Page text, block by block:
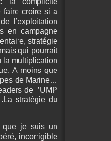
la complicité
faire croire si à
l’exploitation
en campagne
stratégie
qui pourrait
la multiplication
A moins que
de Marine…
de l’UMP
stratégie du
que je suis un
incorrigible